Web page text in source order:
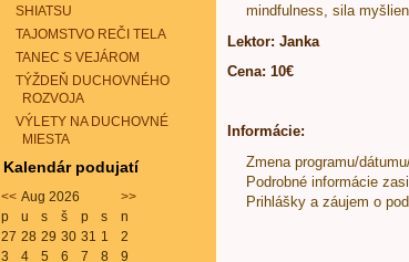
SHIATSU
TAJOMSTVO REČI TELA
TANEC S VEJÁROM
TÝŽDEŇ DUCHOVNÉHO
ROZVOJA
VÝLETY NA DUCHOVNÉ
MIESTA
Kalendár podujatí
<< Aug 2026
>>
p
u s š p s
n
27 28 29 30 31 1
2
3
4 5 6 7 8 9
mindfulness, sila
Lektor: Janka
Cena: 10€
Informácie:
Zmena programu/
Podrobné informácie
Prihlášky a záujem o